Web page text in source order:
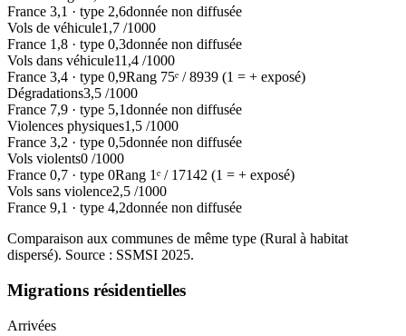
France 3,1 · type 2,6donnée non diffusée
Vols de véhicule1,7 /1000
France 1,8 · type 0,3donnée non diffusée
Vols dans véhicule11,4 /1000
France 3,4 · type 0,9Rang 75ᵉ /8939 (1 = + exposé)
Dégradations3,5 /1000
France 7,9 · type 5,1donnée non diffusée
Violences physiques1,5 /1000
France 3,2 · type 0,5donnée non diffusée
Vols violents0 /1000
France 0,7 · type 0Rang 1ᵉ / 17142 (1 = + exposé)
Vols sans violence2,5 /1000
France 9,1 · type 4,2donnée non diffusée
Comparaison aux communes de même type (Rural à habitat
dispersé). Source : SSMSI 2025.
Migrations résidentielles
Arrivées